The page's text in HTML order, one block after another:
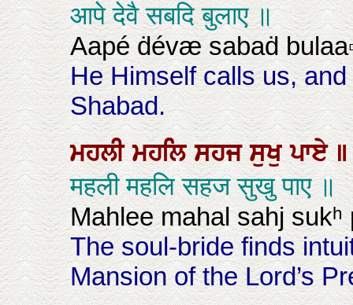
आपे देवै सबदि बुलाए ॥
Aapé ḋévæ sabaḋ
He Himself calls us,
Shabad.
ਮਹਲੀਮਹਲਿਸਹਜਸੁਖੁਪਾਏ॥
महली महलि सहज सुखु पाए ॥
Mahlee mahal sahj sukʰ
The soul-bride finds
Mansion of the Lord’s